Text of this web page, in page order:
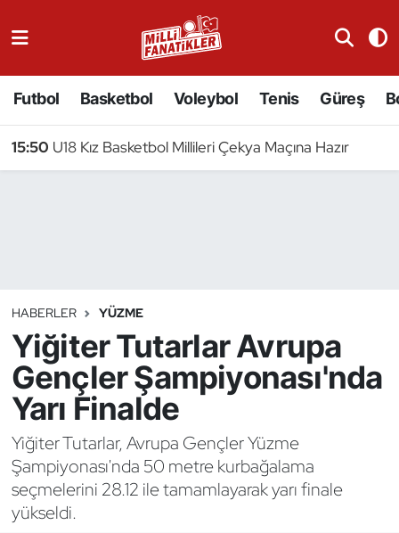
Futbol Basketbol Voleybol Tenis Güreş
15:50 U18 Kız Basketbol Millileri Çekya Maçına Hazır
HABERLER YÜZME
Yiğiter Tutarlar Avrupa
Gençler Şampiyonası'nda
Yarı Finalde
Yiğiter Tutarlar, Avrupa Gençler Yüzme
Şampiyonası'nda 50 metre kurbağalama
seçmelerini 28.12 ile tamamlayarak yarı finale
yükseldi.
Badminton
Binicilik
Bisiklet
Bocce Bowling Dart
Boks
Briç